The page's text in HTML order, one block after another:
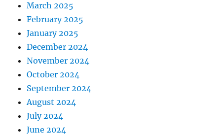
March 2025
February 2025
January 2025
December 2024
November 2024
October 2024
September 2024
August 2024
July 2024
June 2024